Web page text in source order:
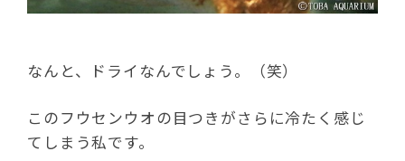
なんと、ドライなんでしょう。（笑）
このフウセンウオの目つきがさらに冷たく感じ
てしまう私です。